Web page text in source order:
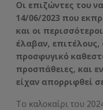
Οι επιζώντες του
14/06/2023 που
και οι
έλαβαν, επιτέλους,
προσφυγικό
προσπάθειες, και
είχαν απορριφθεί
Το καλοκαίρι του